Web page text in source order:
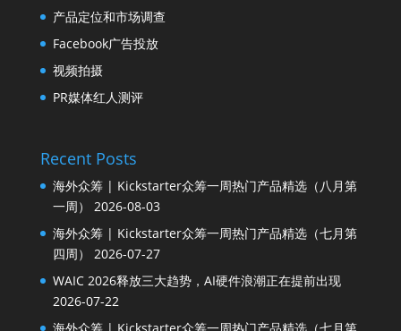
产品定位和市场调查
Facebook广告投放
视频拍摄
PR媒体红人测评
Recent Posts
海外众筹 | Kickstarter众筹一周热门产品精选（八月第
一周）
2026-08-03
海外众筹 | Kickstarter众筹一周热门产品精选（七月第
四周）
2026-07-27
WAIC 2026释放三大趋势，AI硬件浪潮正在提前出现
2026-07-22